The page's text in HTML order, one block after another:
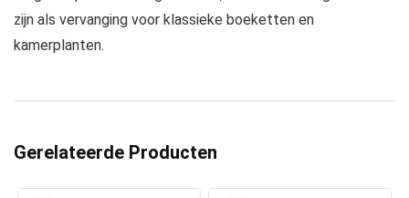
zijn als vervanging voor klassieke boeketten en
kamerplanten.
Gerelateerde Producten